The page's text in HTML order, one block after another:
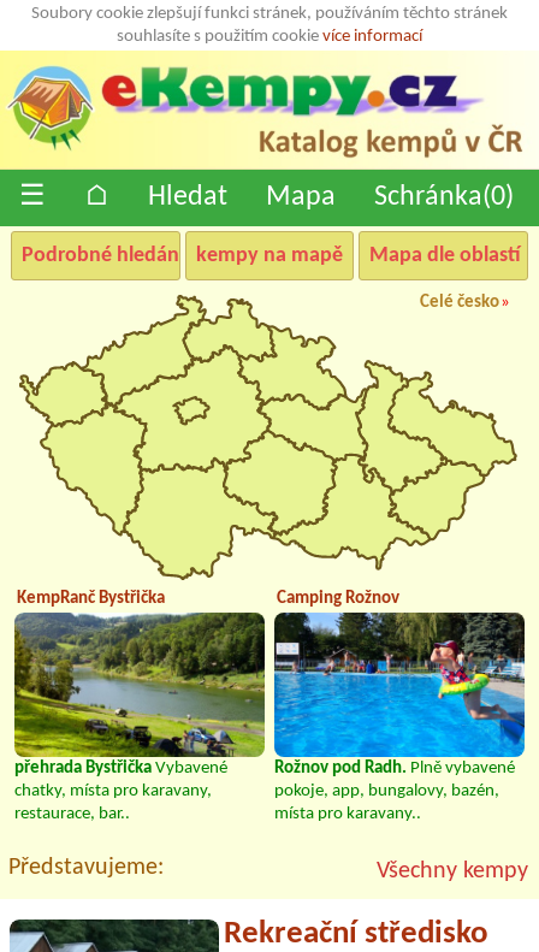
Soubory cookie zlepšují funkci stránek, používáním těchto stránek
souhlasíte s použitím cookie více informací
☰ ⌂ Hledat Mapa Schránka(0)
Podrobné hledání kempy na mapě Mapa dle oblastí
Celé česko»
KempRanč Bystřička
přehrada Bystřička Vybavené
chatky, místa pro karavany,
restaurace, bar..
Camping Rožnov
Rožnov pod Radh. Plně vybavené
pokoje, app, bungalovy, bazén,
místa pro karavany..
Představujeme: Všechny kempy
Rekreační středisko